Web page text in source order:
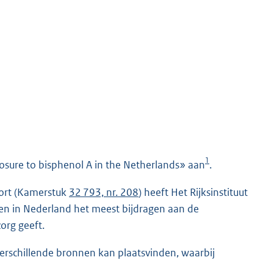
to bisphenol A in the Netherlands» aan1.
(Kamerstuk 32 793, nr. 208) heeft Het Rijksinstituut
in Nederland het meest bijdragen aan de
geeft.
bronnen kan plaatsvinden, waarbij